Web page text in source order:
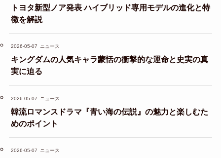
トヨタ新型ノア発表 ハイブリッド専用モデルの進化と特
徴を解説
2026-05-07 ニュース
キングダムの人気キャラ蒙恬の衝撃的な運命と史実の真
実に迫る
2026-05-07 ニュース
韓流ロマンスドラマ『青い海の伝説』の魅力と楽しむた
めのポイント
2026-05-07 ニュース